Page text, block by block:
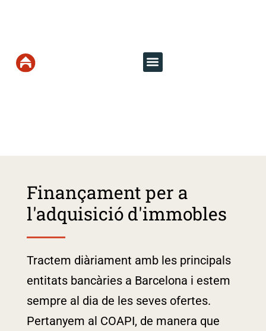
Finançament per a
l'adquisició d'immobles
Tractem diàriament amb les principals
entitats bancàries a Barcelona i estem
sempre al dia de les seves ofertes.
Pertanyem al COAPI, de manera que